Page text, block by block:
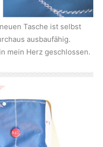
Tasche ist selbst
ausbaufähig.
mein Herz geschlossen.